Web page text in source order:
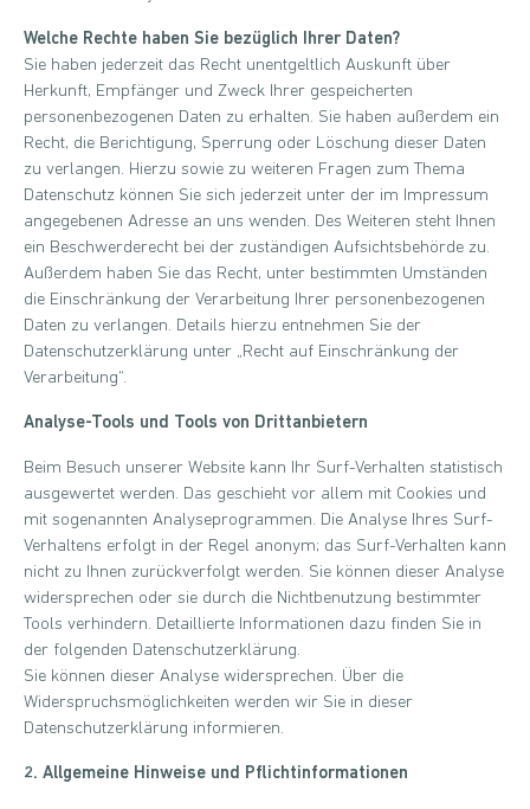
Welche Rechte haben Sie bezüglich Ihrer Daten?
Sie haben jederzeit das Recht unentgeltlich Auskunft über
Herkunft, Empfänger und Zweck Ihrer gespeicherten
personenbezogenen Daten zu erhalten. Sie haben außerdem ein
Recht, die Berichtigung, Sperrung oder Löschung dieser Daten
zu verlangen. Hierzu sowie zu weiteren Fragen zum Thema
Datenschutz können Sie sich jederzeit unter der im Impressum
angegebenen Adresse an uns wenden. Des Weiteren steht Ihnen
ein Beschwerderecht bei der zuständigen Aufsichtsbehörde zu.
Außerdem haben Sie das Recht, unter bestimmten Umständen
die Einschränkung der Verarbeitung Ihrer personenbezogenen
Daten zu verlangen. Details hierzu entnehmen Sie der
Datenschutzerklärung unter „Recht auf Einschränkung der
Verarbeitung“.
Analyse-Tools und Tools von Drittanbietern
Beim Besuch unserer Website kann Ihr Surf-Verhalten statistisch
ausgewertet werden. Das geschieht vor allem mit Cookies und
mit sogenannten Analyseprogrammen. Die Analyse Ihres Surf-
Verhaltens erfolgt in der Regel anonym; das Surf-Verhalten kann
nicht zu Ihnen zurückverfolgt werden. Sie können dieser Analyse
widersprechen oder sie durch die Nichtbenutzung bestimmter
Tools verhindern. Detaillierte Informationen dazu finden Sie in
der folgenden Datenschutzerklärung.
Sie können dieser Analyse widersprechen. Über die
Widerspruchsmöglichkeiten werden wir Sie in dieser
Datenschutzerklärung informieren.
2. Allgemeine Hinweise und Pflichtinformationen